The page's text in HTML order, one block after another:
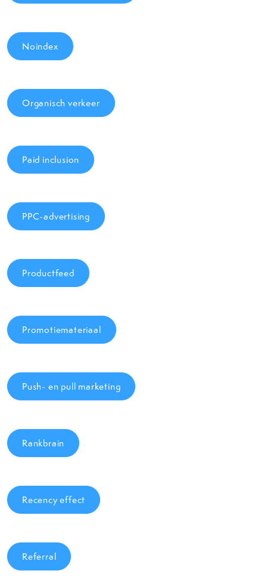
Noindex
Organisch verkeer
Paid inclusion
PPC-advertising
Productfeed
Promotiemateriaal
Push- en pull marketing
Rankbrain
Recency effect
Referral